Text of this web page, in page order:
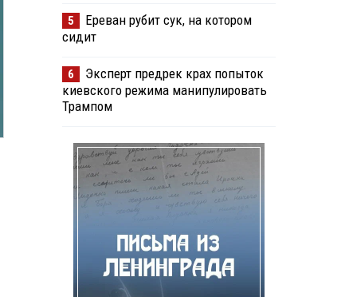
5
Ереван рубит сук, на котором
сидит
6
Эксперт предрек крах попыток
киевского режима манипулировать
Трампом